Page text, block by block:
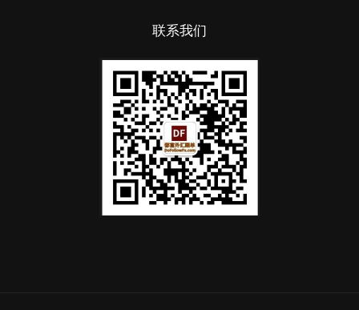
联系我们